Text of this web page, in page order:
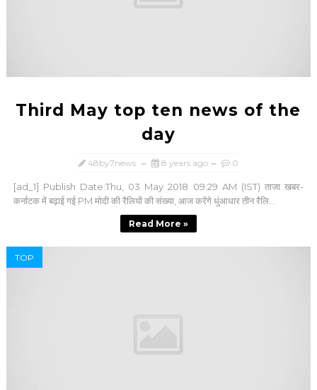
Third May top ten news of the
day
48by7news 8 years ago 0
[ad_1] Publish Date:Thu, 03 May 2018 09:29 AM (IST) ताजा खबर-
कर्नाटक में बढ़ाई गई PM मोदी की रैलियों की संख्या, आज करेंगे धुंआधार तीन रैलि...
Read More »
TOP